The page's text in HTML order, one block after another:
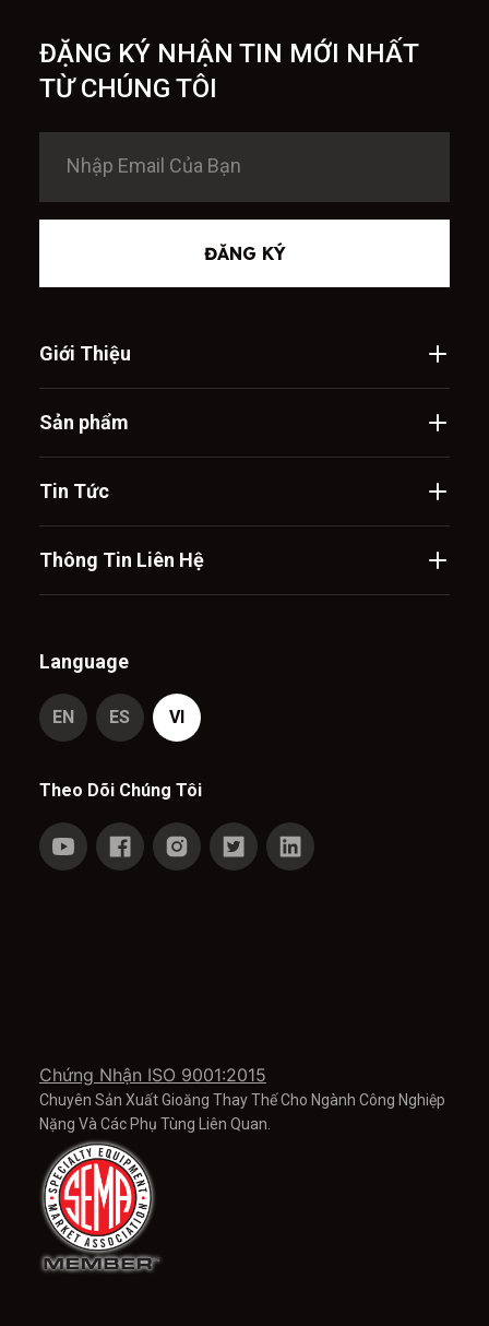
ĐẶNG KÝ NHẬN TIN MỚI NHẤT
TỪ CHÚNG TÔI
ĐĂNG KÝ
Giới Thiệu
Sản phẩm
Tin Tức
Thông Tin Liên Hệ
Chứng Nhận ISO 9001:2015
Chuyên Sản Xuất Gioăng Thay Thế Cho Ngành Công Nghiệp
Nặng Và Các Phụ Tùng Liên Quan.
Language
EN ES VI
Theo Dõi Chúng Tôi